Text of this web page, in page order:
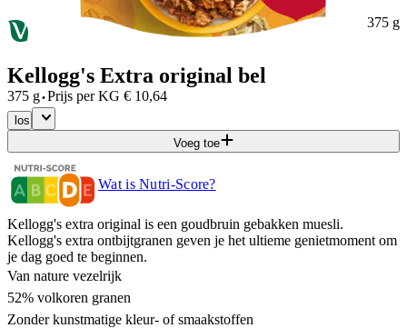
375 g
Kellogg's Extra original bel
375 g·Prijs per KG € 10,64
los
Voeg toe
Wat is Nutri-Score?
Kellogg's extra original is een goudbruin gebakken muesli.
Kellogg's extra ontbijtgranen geven je het ultieme genietmoment om
je dag goed te beginnen.
Van nature vezelrijk
52% volkoren granen
Zonder kunstmatige kleur- of smaakstoffen